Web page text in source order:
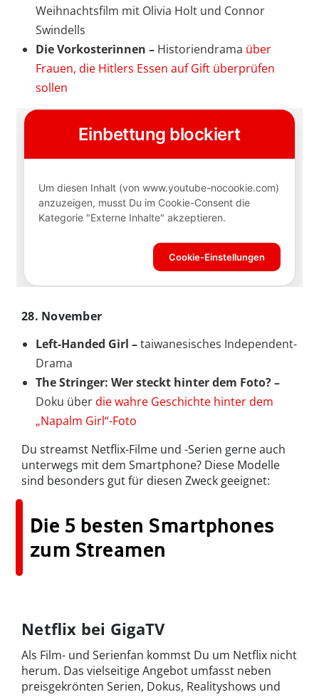
Weihnachtsfilm mit Olivia Holt und Connor
Swindells
Die Vorkosterinnen – Historiendrama über
Frauen, die Hitlers Essen auf Gift überprüfen
sollen
28. November
Left-Handed Girl –taiwanesisches Independent-
Drama
The Stringer: Wer steckt hinter dem Foto? –
Doku überdie wahre Geschichte hinter dem
„Napalm Girl“-Foto
Du streamst Netflix-Filme und -Serien gerne auch
unterwegs mit dem Smartphone? Diese Modelle
sind besonders gut für diesen Zweck geeignet:
Die 5 besten Smartphones
zum Streamen
Netflix bei GigaTV
Als Film- und Serienfan kommst Du um Netflix nicht
herum. Das vielseitige Angebot umfasst neben
preisgekrönten Serien, Dokus, Realityshows und